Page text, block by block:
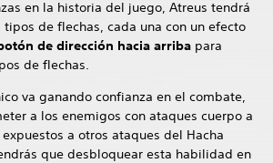
en la historia del juego, Atreus tendrá
de flechas, cada una con un efecto
de dirección hacia arriba para
de flechas.
va ganando confianza en el combate,
a los enemigos con ataques cuerpo a
a otros ataques del Hacha
que desbloquear esta habilidad en